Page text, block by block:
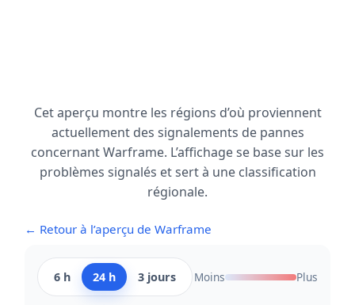
Cet aperçu montre les régions d’où proviennent
actuellement des signalements de pannes
concernant Warframe. L’affichage se base sur les
problèmes signalés et sert à une classification
régionale.
← Retour à l’aperçu de Warframe
6 h 24 h 3 jours Moins Plus